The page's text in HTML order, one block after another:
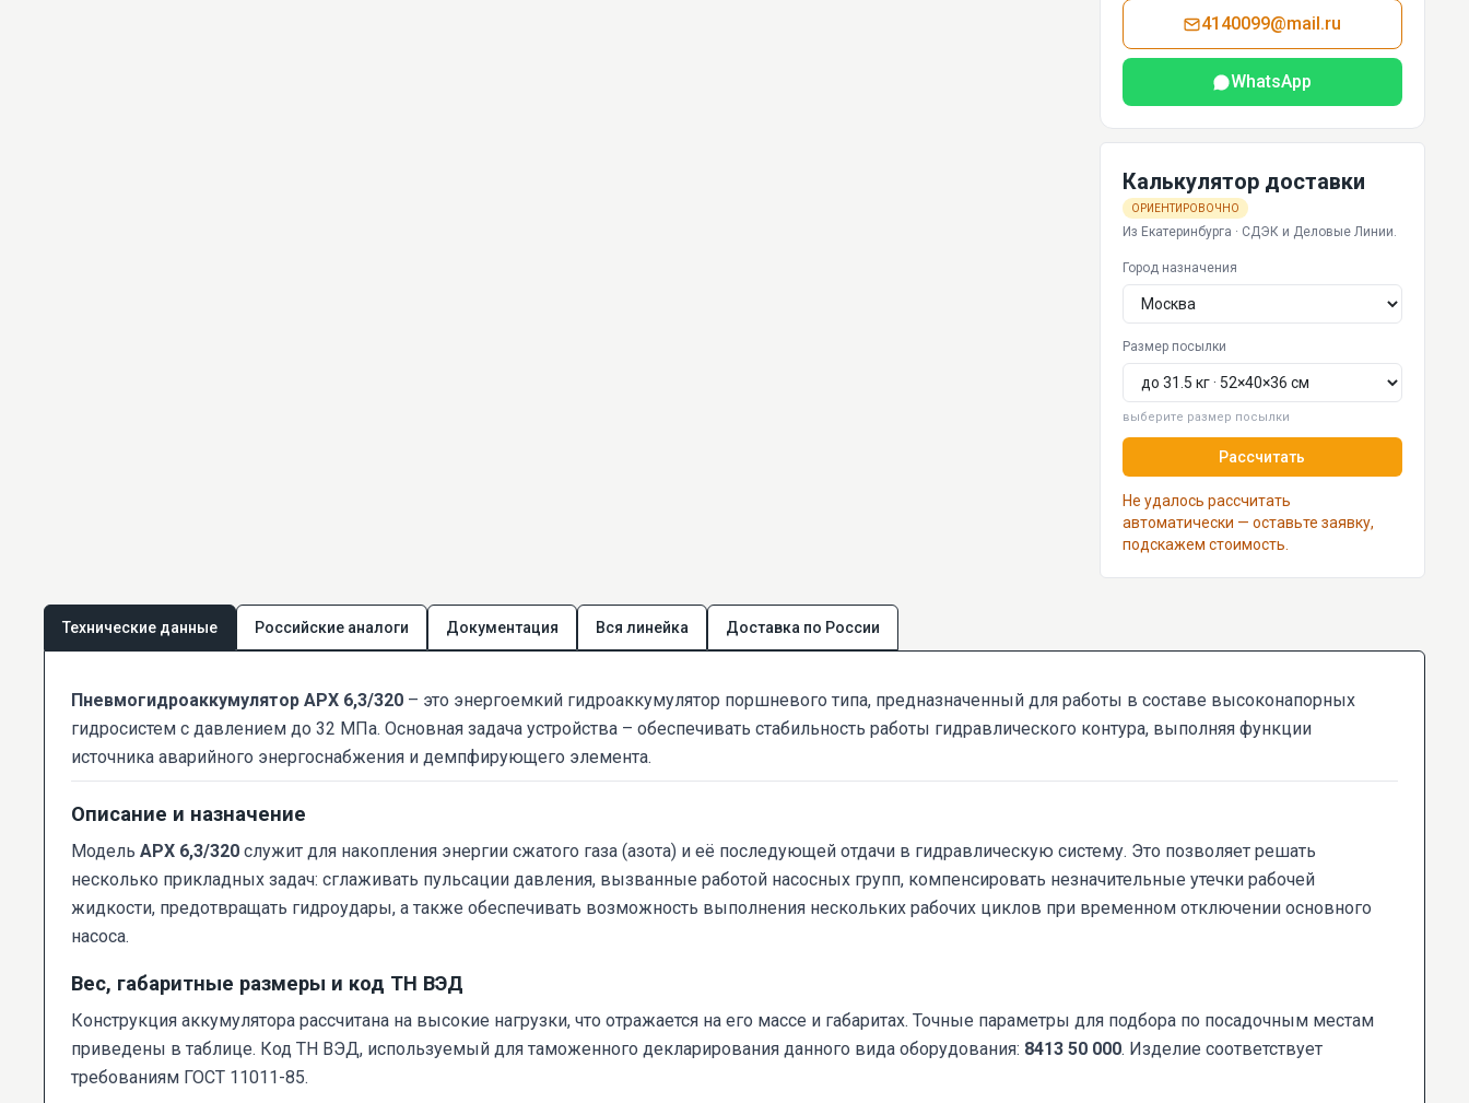
4140099@mail.ru
WhatsApp
Калькулятор доставки
ОРИЕНТИРОВОЧНО
Из Екатеринбурга · СДЭК и Деловые Линии.
Город назначения
Размер посылки
выберите размер посылки
Рассчитать
Не удалось рассчитать
автоматически — оставьте заявку,
подскажем стоимость.
Технические данные Российские аналоги Документация Вся линейка Доставка по России
Пневмогидроаккумулятор АРХ 6,3/320 – это энергоемкий гидроаккумулятор поршневого типа, предназначенный для работы в составе высоконапорных
гидросистем с давлением до 32 МПа. Основная задача устройства – обеспечивать стабильность работы гидравлического контура, выполняя функции
источника аварийного энергоснабжения и демпфирующего элемента.
Описание и назначение
Модель АРХ 6,3/320 служит для накопления энергии сжатого газа (азота) и её последующей отдачи в гидравлическую систему. Это позволяет решать
несколько прикладных задач: сглаживать пульсации давления, вызванные работой насосных групп, компенсировать незначительные утечки рабочей
жидкости, предотвращать гидроудары, а также обеспечивать возможность выполнения нескольких рабочих циклов при временном отключении основного
насоса.
Вес, габаритные размеры и код ТН ВЭД
Конструкция аккумулятора рассчитана на высокие нагрузки, что отражается на его массе и габаритах. Точные параметры для подбора по посадочным местам
приведены в таблице. Код ТН ВЭД, используемый для таможенного декларирования данного вида оборудования: 8413 50 000. Изделие соответствует
требованиям ГОСТ 11011-85.